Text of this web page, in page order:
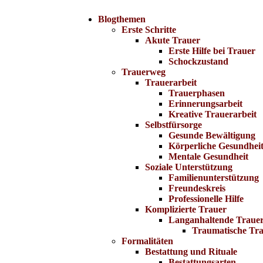
Blogthemen
Erste Schritte
Akute Trauer
Erste Hilfe bei Trauer
Schockzustand
Trauerweg
Trauerarbeit
Trauerphasen
Erinnerungsarbeit
Kreative Trauerarbeit
Selbstfürsorge
Gesunde Bewältigung
Körperliche Gesundheit
Mentale Gesundheit
Soziale Unterstützung
Familienunterstützung
Freundeskreis
Professionelle Hilfe
Komplizierte Trauer
Langanhaltende
Traumatische
Formalitäten
Bestattung und Rituale